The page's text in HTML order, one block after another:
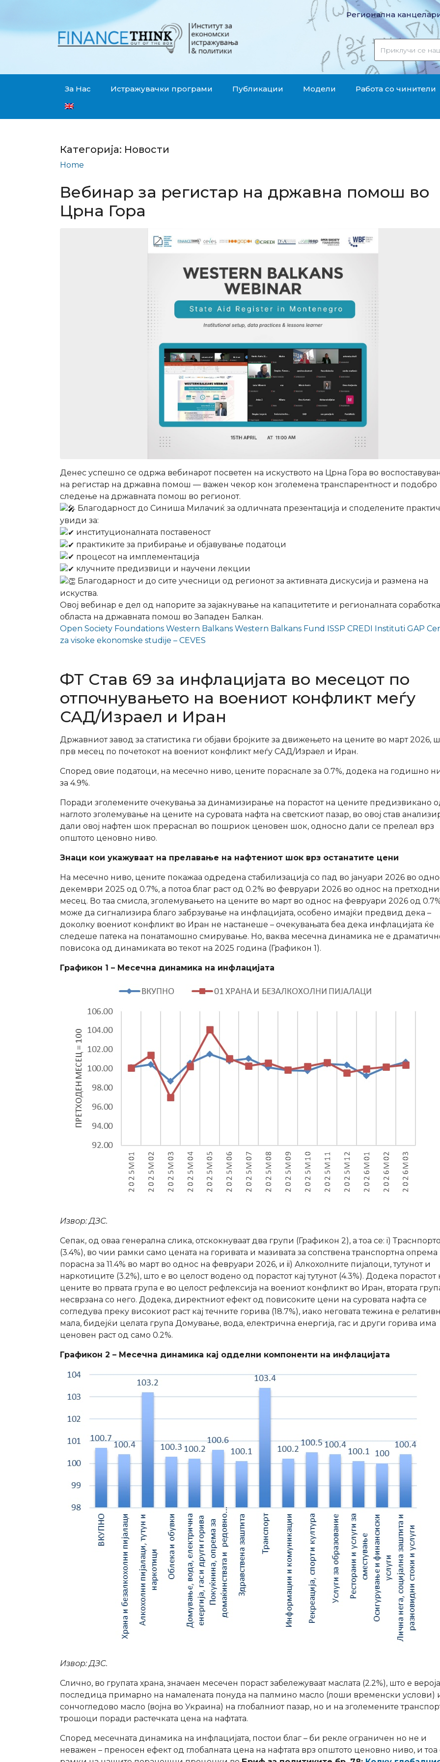
Регионална
За Нас Истражувачки програми Публикации Модели Работа со чинители
Категорија: Новости
Home
Вебинар за регистар на државна помош во
Црна Гора
Денес успешно се одржа вебинарот посветен на искуството на Црна Гора во
на регистар на државна помош — важен чекор кон зголемена транспарентност и подобро
следење на државната помош во регионот.
Благодарност до Синиша Милачиќ за одличната презентација и споделените
увиди за:
институционалната поставеност
практиките за прибирање и објавување податоци
процесот на имплементација
клучните предизвици и научени лекции
Благодарност и до сите учесници од регионот за активната дискусија и размена на
искуства.
Овој вебинар е дел од напорите за зајакнување на капацитетите и регионалната
областа на државната помош во Западен Балкан.
Open Society Foundations Western Balkans Western Balkans Fund ISSP CREDI Instituti GAP
za visoke ekonomske studije – CEVES
ФТ Став 69 за инфлацијата во месецот по
отпочнувањето на воениот конфликт меѓу
САД/Израел и Иран
Државниот завод за статистика ги објави бројките за движењето на цените во март 2026,
прв месец по почетокот на воениот конфликт меѓу САД/Израел и Иран.
Според овие податоци, на месечно ниво, цените пораснале за 0.7%, додека на годишно
за 4.9%.
Поради зголемените очекувања за динамизирање на порастот на цените предизвикано
наглото зголемување на цените на суровата нафта на светскиот пазар, во овој став
дали овој нафтен шок прераснал во пошриок ценовен шок, односно дали се прелеал врз
општото ценовно ниво.
Знаци кои укажуваат на прелавање на нафтениот шок врз останатите цени
На месечно ниво, цените покажаа одредена стабилизација со пад во јануари 2026 во
декември 2025 од 0.7%, а потоа благ раст од 0.2% во февруари 2026 во однос на
месец. Во таа смисла, зголемувањето на цените во март во однос на февруари 2026 од
може да сигнализира благо забрзување на инфлацијата, особено имајќи предвид дека –
доколку воениот конфликт во Иран не настанеше – очекувањата беа дека инфлацијата ќе
следеше патека на понатамошно смирување. Но, ваква месечна динамика не е
повисока од динамиката во текот на 2025 година (Графикон 1).
Графикон 1 – Месечна динамика на инфлацијата
Извор: ДЗС.
Сепак, од оваа генерална слика, отскокнуваат два групи (Графикон 2), а тоа се: i)
(3.4%), во чии рамки само цената на горивата и мазивата за сопствена транспортна опрема
порасна за 11.4% во март во однос на февруари 2026, и ii) Алкохолните пијалоци, тутунот и
наркотиците (3.2%), што е во целост водено од порастот кај тутунот (4.3%). Додека порастот
цените во првата група е во целост рефлексија на воениот конфликт во Иран, втората
несврзана со него. Додека, директниот ефект од повисоките цени на суровата нафта се
согледува преку високиот раст кај течните горива (18.7%), иако неговата тежина е
мала, бидејќи целата група Домување, вода, електрична енергија, гас и други горива има
ценовен раст од само 0.2%.
Графикон 2 – Месечна динамика кај одделни компоненти на инфлацијата
Извор: ДЗС.
Слично, во групата храна, значаен месечен пораст забележуваат маслата (2.2%), што е
последица примарно на намалената понуда на палмино масло (лоши временски услови)
сончогледово масло (војна во Украина) на глобалниот пазар, но и на зголемените
трошоци поради растечката цена на нафтата.
Според месечната динамика на инфлацијата, постои благ – би рекле ограничен но не и
неважен – преносен ефект од глобалната цена на нафтата врз општото ценовно ниво, и тоа